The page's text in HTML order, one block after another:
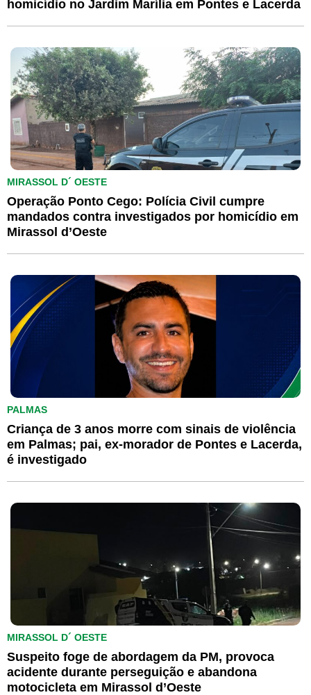
homicídio no Jardim Marília em Pontes e Lacerda
MIRASSOL D´ OESTE
Operação Ponto Cego: Polícia Civil cumpre
mandados contra investigados por homicídio em
Mirassol d’Oeste
PALMAS
Criança de 3 anos morre com sinais de violência
em Palmas; pai, ex-morador de Pontes e Lacerda,
é investigado
MIRASSOL D´ OESTE
Suspeito foge de abordagem da PM, provoca
acidente durante perseguição e abandona
motocicleta em Mirassol d’Oeste